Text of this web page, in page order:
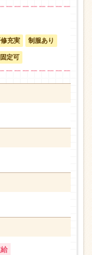
充実 制服あり
定可